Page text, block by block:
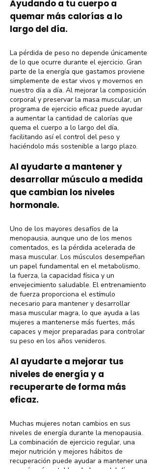
Ayudando a tu cuerpo a
quemar más calorías a lo
largo del día.
La pérdida de peso no depende únicamente
de lo que ocurre durante el ejercicio. Gran
parte de la energía que gastamos proviene
simplemente de estar vivos y movernos en
nuestro día a día. Al mejorar la composición
corporal y preservar la masa muscular, un
programa de ejercicio eficaz puede ayudar
a aumentar la cantidad de calorías que
quema el cuerpo a lo largo del día,
facilitando así el control del peso y
haciéndolo más sostenible a largo plazo.
Al ayudarte a mantener y
desarrollar músculo a medida
que cambian los niveles
hormonale.
Uno de los mayores desafíos de la
menopausia, aunque uno de los menos
comentados, es la pérdida acelerada de
masa muscular. Los músculos desempeñan
un papel fundamental en el metabolismo,
la fuerza, la capacidad física y un
envejecimiento saludable. El entrenamiento
de fuerza proporciona el estímulo
necesario para mantener y desarrollar
masa muscular magra, lo que ayuda a las
mujeres a mantenerse más fuertes, más
capaces y mejor preparadas para controlar
su peso en los años venideros.
Al ayudarte a mejorar tus
niveles de energía y a
recuperarte de forma más
eficaz.
Muchas mujeres notan cambios en sus
niveles de energía durante la menopausia.
La combinación de ejercicio regular, una
mejor nutrición y mejores hábitos de
recuperación puede ayudar a mantener una